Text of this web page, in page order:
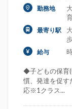
勤務地
最寄り駅
給与
◆子どもの保育
慣、発達を促す
応※1クラス...